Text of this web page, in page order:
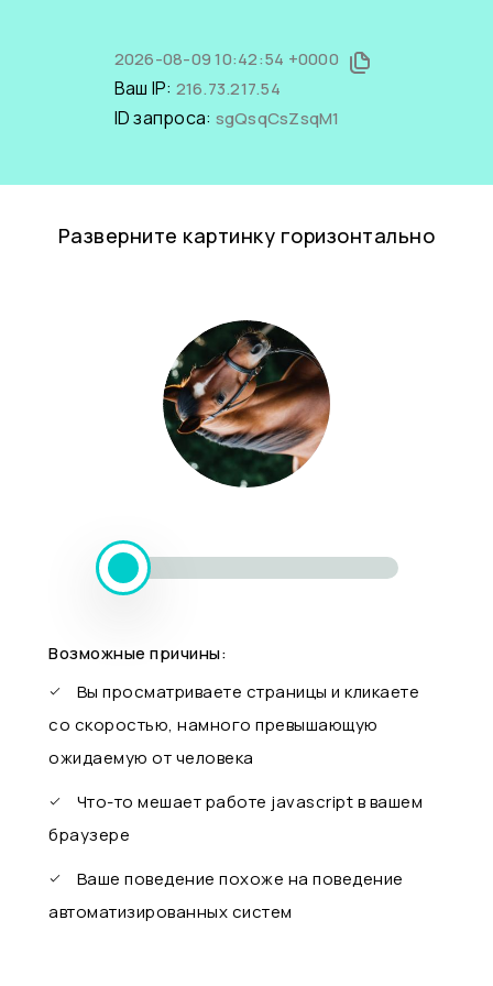
2026-08-09 10:42:54 +0000
Ваш IP: 216.73.217.54
ID запроса: sgQsqCsZsqM1
Разверните картинку горизонтально
Возможные причины:
Вы просматриваете страницы и кликаете
со скоростью, намного превышающую
ожидаемую от человека
Что-то мешает работе javascript в вашем
браузере
Ваше поведение похоже на поведение
автоматизированных систем